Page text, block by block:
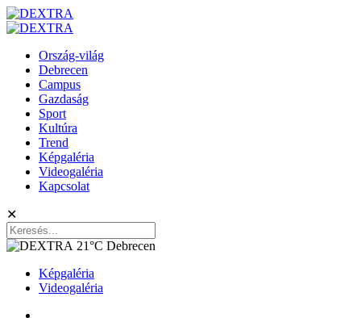
Ország-világ
Debrecen
Campus
Gazdaság
Sport
Kultúra
Trend
Képgaléria
Videogaléria
Kapcsolat
✕
21°C Debrecen
Képgaléria
Videogaléria